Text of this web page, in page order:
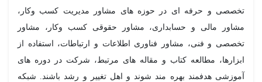
و حرفه ای در حوزه های مشاور مدیریت کسب وکار،
مالی و حسابداری، مشاور حقوقی کسب وکار، مشاور
و فنی، مشاور فناوری اطلاعات و ارتباطات، استفاده از
مطالعه کتاب و مقاله های مرتبط، شرکت در دوره های
هدفمند بهره مند شوند و اهل تغییر و رشد باشند. شبکه